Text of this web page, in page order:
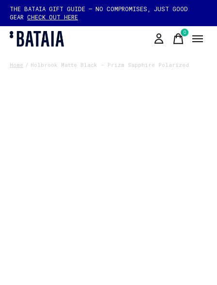
THE BATAIA GIFT GUIDE — NO COMPROMISES, JUST GOOD
GEAR CHECK OUT HERE
0items
Home / Holbrook Matte Black - Prizm Sapphire Polarized